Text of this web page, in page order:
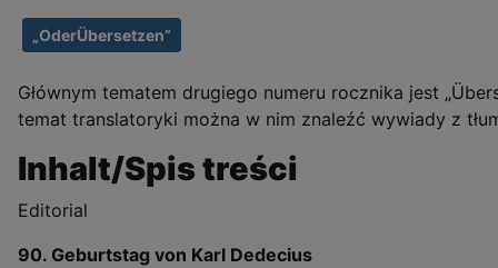
„OderÜbersetzen”
Głównym tematem drugiego numeru rocznika jest
temat translatoryki można w nim znaleźć wywiady z
Inhalt/Spis treści
Editorial
90. Geburtstag von Karl Dedecius